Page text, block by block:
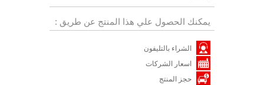
يمكنك الحصول علي هذا المنتج عن طريق :
الشراء بالتليفون
اسعار الشركات
حجز المنتج